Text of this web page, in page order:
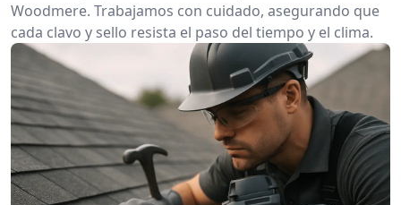
Woodmere. Trabajamos con cuidado, asegurando que
cada clavo y sello resista el paso del tiempo y el clima.